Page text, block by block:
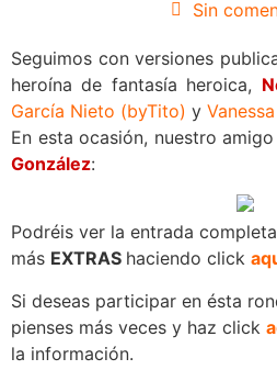
Sin
Seguimos con versiones
heroína de fantasía heroica,
García Nieto (byTito) y
En esta ocasión, nuestro
González:
Podréis ver la entrada
más EXTRAS haciendo click
Si deseas participar en ésta
pienses más veces y haz click
la información.